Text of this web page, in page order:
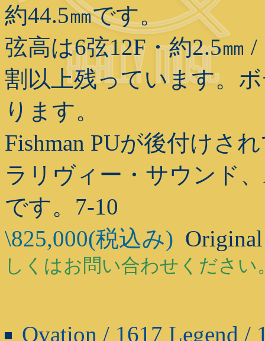
約44.5㎜です。
弦高は6弦12F・約2.5㎜
割以上残っています。
ります。
Fishman PUが後付けさ
ラリヴィー・サウンド
です。7-10
\825,000(税込み)
しくはお問い合わせください
Ovation / 1617 Legend /